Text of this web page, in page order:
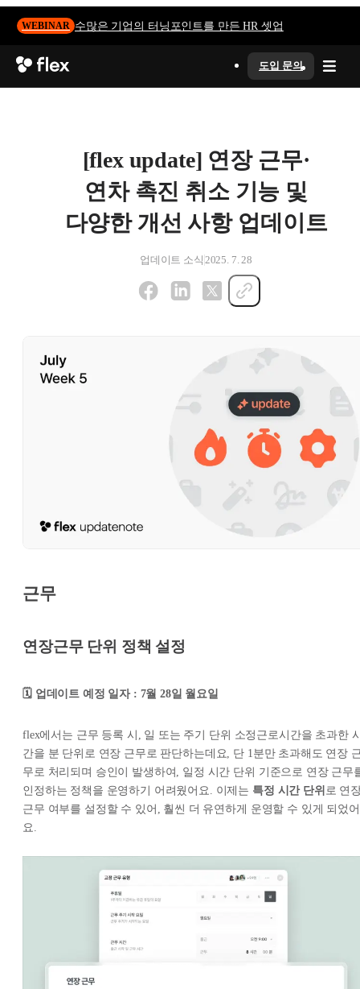
WEBINAR 수많은 기업의 터닝포인트를 만든 HR 셋업
도입 문의
[flex update] 연장 근무·
연차 촉진 취소 기능 및
다양한 개선 사항 업데이트
업데이트 소식 2025. 7. 28
근무
연장근무 단위 정책 설정
🗓️ 업데이트 예정 일자 : 7월 28일 월요일
flex에서는 근무 등록 시, 일 또는 주기 단위 소정근로시간을 초과한
간을 분 단위로 연장 근무로 판단하는데요, 단 1분만 초과해도 연장
무로 처리되며 승인이 발생하여, 일정 시간 단위 기준으로 연장 근무
인정하는 정책을 운영하기 어려웠어요. 이제는 특정 시간 단위 로 연
근무 여부를 설정할 수 있어, 훨씬 더 유연하게 운영할 수 있게 되었어
요.